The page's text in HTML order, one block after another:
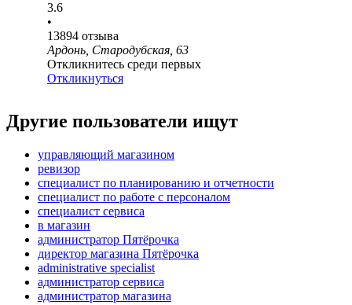
3.6
•
13894 отзыва
Ардонь, Стародубская, 63
Откликнитесь среди первых
Откликнуться
Другие пользователи ищут
управляющий магазином
ревизор
специалист по планированию и отчетности
специалист по работе с персоналом
специалист сервиса
в магазин
администратор Пятёрочка
директор магазина Пятёрочка
administrative specialist
администратор сервиса
администратор магазина